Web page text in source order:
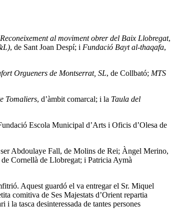
al moviment obrer del Baix Llobregat,
, de Sant Joan Despí; i Fundació Bayt al-thaqafa,
Orgueners de Montserrat, SL, de Collbató; MTS
Tomaliers, d’àmbit comarcal; i la Taula del
Escola Municipal d’Arts i Oficis d’Olesa de
ser Abdoulaye Fall, de Molins de Rei; Àngel Merino,
Cornellà de Llobregat; i Patricia Aymà
Aquest guardó el va entregar el Sr. Miquel
comitiva de Ses Majestats d’Orient repartia
la tasca desinteressada de tantes persones